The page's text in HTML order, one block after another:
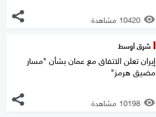
10420 مشاهدة
شرق أوسط
إيران تعلن الاتفاق مع عمان بشأن "مسار
مضيق هرمز"
10198 مشاهدة